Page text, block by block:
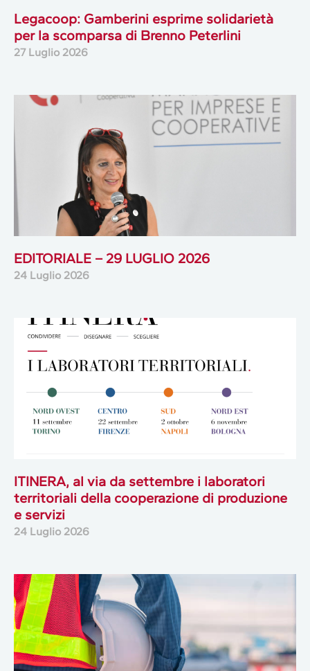
Legacoop: Gamberini esprime solidarietà
per la scomparsa di Brenno Peterlini
27 Luglio 2026
EDITORIALE – 29 LUGLIO 2026
24 Luglio 2026
ITINERA, al via da settembre i laboratori
territoriali della cooperazione di produzione
e servizi
24 Luglio 2026